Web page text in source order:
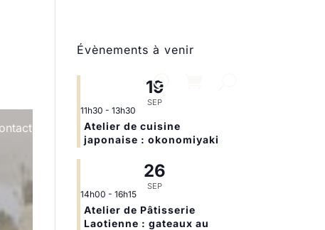
Évènements à venir
19
SEP
11h30 - 13h30
Atelier de cuisine
japonaise : okonomiyaki
26
SEP
14h00 - 16h15
Atelier de Pâtisserie
Laotienne : gateaux au